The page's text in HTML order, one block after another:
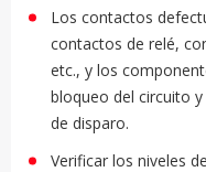
Los contactos
contactos de relé,
etc., y los
bloqueo del circuito
de disparo.
Verificar los niveles